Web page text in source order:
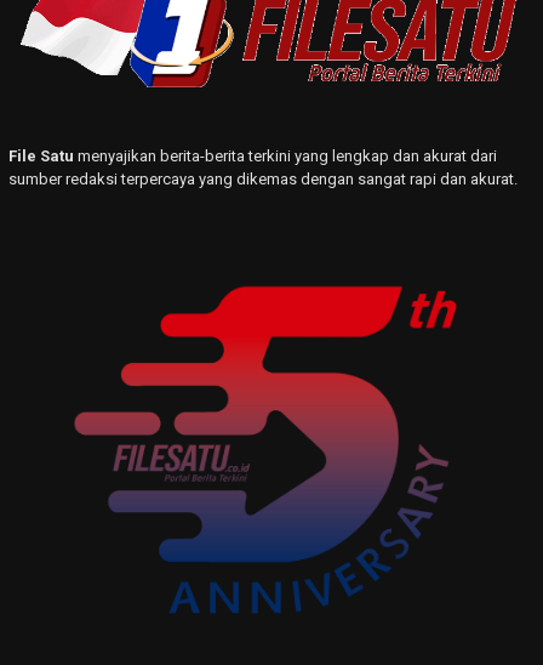
File Satu menyajikan berita-berita terkini yang lengkap dan akurat dari
sumber redaksi terpercaya yang dikemas dengan sangat rapi dan akurat.